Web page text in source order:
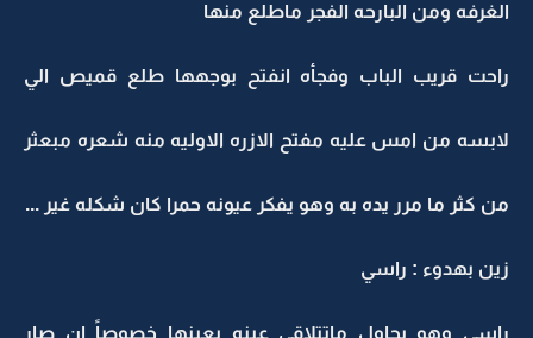
الغرفه ومن البارحه الفجر ماطلع منها
راحت قريب الباب وفجأه انفتح بوجهها طلع قميص الي
لابسه من امس عليه مفتح الازره الاوليه منه شعره مبعثر
من كثر ما مرر يده به وهو يفكر عيونه حمرا كان شكله غير ...
زين بهدوء : راسي
راسي وهو يحاول ماتتلاقى عينه بعينها خصوصاً ان صار